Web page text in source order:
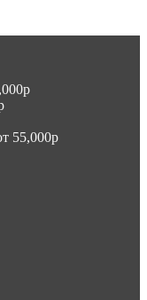
55,000р